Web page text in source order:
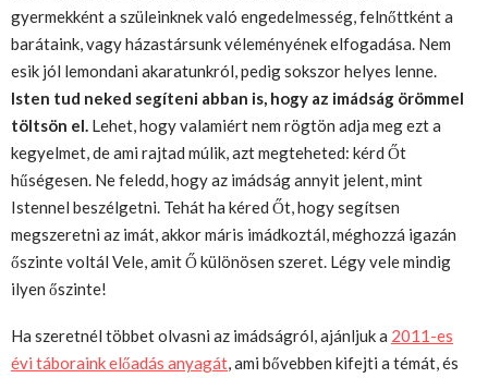
gyermekként a szüleinknek való engedelmesség, felnőttként a
barátaink, vagy házastársunk véleményének elfogadása. Nem
esik jól lemondani akaratunkról, pedig sokszor helyes lenne.
Isten tud neked segíteni abban is, hogy az imádság örömmel
töltsön el. Lehet, hogy valamiért nem rögtön adja meg ezt a
kegyelmet, de ami rajtad múlik, azt megteheted: kérd Őt
hűségesen. Ne feledd, hogy az imádság annyit jelent, mint
Istennel beszélgetni. Tehát ha kéred Őt, hogy segítsen
megszeretni az imát, akkor máris imádkoztál, méghozzá igazán
őszinte voltál Vele, amit Ő különösen szeret. Légy vele mindig
ilyen őszinte!
Ha szeretnél többet olvasni az imádságról, ajánljuk a 2011-es
évi táboraink előadás anyagát, ami bővebben kifejti a témát, és